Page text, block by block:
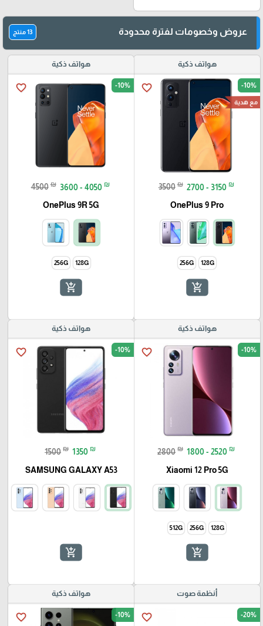
عروض وخصومات لفترة محدودة 13 منتج
هواتف ذكية
favorite_border -10%
مع هدية
3500 ₪ 2700 - 3150 ₪
OnePlus 9 Pro
128G
256G
add_shopping_cart
هواتف ذكية
favorite_border -10%
4500 ₪ 3600 - 4050 ₪
OnePlus 9R 5G
128G
256G
add_shopping_cart
هواتف ذكية
favorite_border -10%
2800 ₪ 1800 - 2520 ₪
Xiaomi 12 Pro 5G
128G
256G
512G
add_shopping_cart
هواتف ذكية
favorite_border -10%
1500 ₪ 1350 ₪
SAMSUNG GALAXY A53
add_shopping_cart
أنظمة صوت
favorite_border -20%
هواتف ذكية
favorite_border -10%